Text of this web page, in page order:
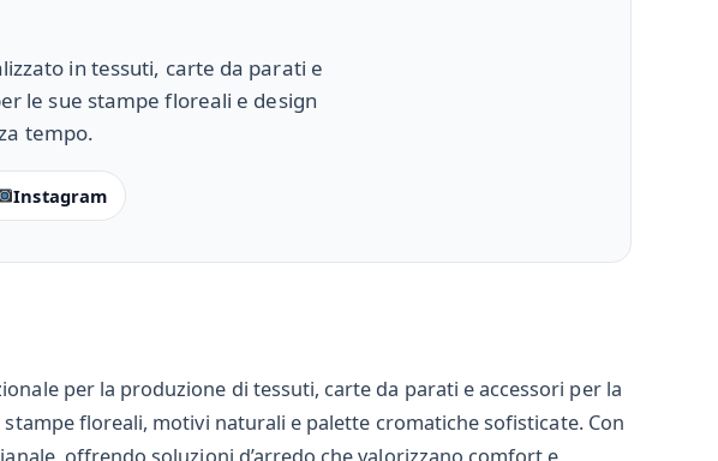
in tessuti, carte da parati e
le sue stampe floreali e design
tempo.
Instagram
per la produzione di tessuti, carte da parati e accessori per la
floreali, motivi naturali e palette cromatiche sofisticate. Con